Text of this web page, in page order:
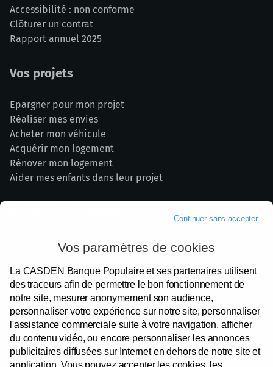
Accessibilité : non conforme
Clôturer un contrat
Rapport annuel 2025
Vos projets
Epargner pour mon projet
Réaliser mes envies
Acheter mon véhicule
Acquérir mon logement
Rénover mon logement
Aider mes enfants dans leur projet
La banque de la Fonction publique
Nos partenaires institutionnels
Devenir Sociétaire
Votre satisfaction
Espace presse
Recrutement
Continuer sans accepter
Vos paramètres de cookies
La CASDEN Banque Populaire et ses partenaires utilisent
des traceurs afin de permettre le bon fonctionnement de
notre site, mesurer anonymement son audience,
personnaliser votre expérience sur notre site, personnaliser
l'assistance commerciale suite à votre navigation, afficher
du contenu vidéo, ou encore personnaliser les annonces
publicitaires diffusées sur Internet en dehors de notre site et
application. Vous pouvez accepter les cookies, les